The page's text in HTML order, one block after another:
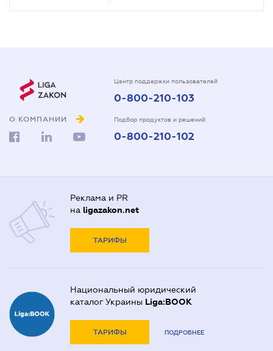
О КОМПАНИИ
Центр поддержки пользователей
0-800-210-103
Подбор продуктов и решений
0-800-210-102
Реклама и PR
на ligazakon.net
ТАРИФЫ
Национальный юридический
каталог Украины Liga:BOOK
ТАРИФЫ ПОДРОБНЕЕ